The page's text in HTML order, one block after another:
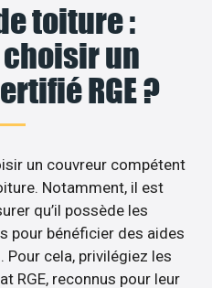
toiture :
un
RGE ?
un couvreur compétent
Notamment, il est
qu’il possède les
pour bénéficier des aides
cela, privilégiez les
RGE, reconnus pour leur